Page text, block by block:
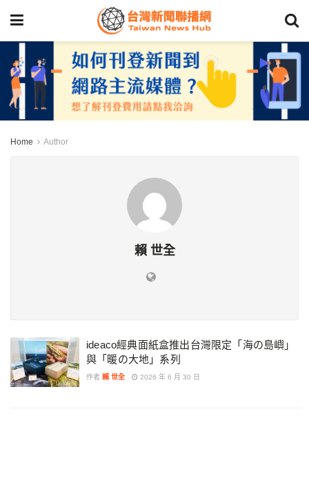
Home Author
賴 世全
ideaco經典面紙盒推出台灣限定「海の島嶼」
與「暖の大地」系列
作者 賴 世全 2026 年 6 月 30 日